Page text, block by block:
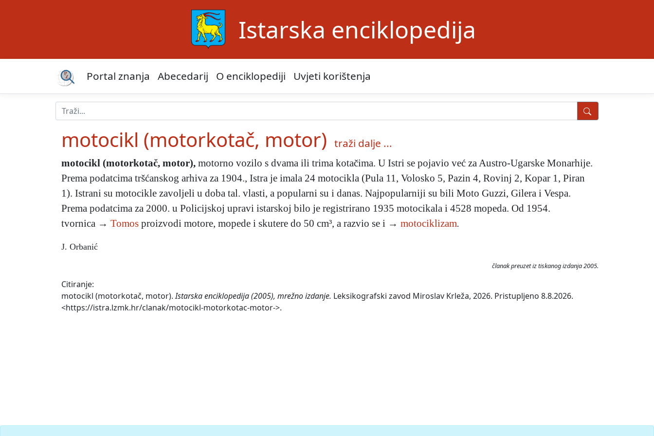
Istarska enciklopedija
Portal znanja Abecedarij O enciklopediji Uvjeti korištenja
motocikl (motorkotač, motor) traži dalje ...
motocikl (motorkotač, motor), motorno vozilo s dvama ili trima kotačima. U Istri se pojavio već za Austro-Ugarske Monarhije.
Prema podatcima tršćanskog arhiva za 1904., Istra je imala 24 motocikla (Pula 11, Volosko 5, Pazin 4, Rovinj 2, Kopar 1, Piran
1). Istrani su motocikle zavoljeli u doba tal. vlasti, a popularni su i danas. Najpopularniji su bili Moto Guzzi, Gilera i Vespa.
Prema podatcima za 2000. u Policijskoj upravi istarskoj bilo je registrirano 1935 motocikala i 4528 mopeda. Od 1954.
tvornica → Tomos proizvodi motore, mopede i skutere do 50 cm³, a razvio se i → motociklizam.
J. Orbanić
članak preuzet iz tiskanog izdanja 2005.
Citiranje:
motocikl (motorkotač, motor).Istarska enciklopedija (2005), mrežno izdanje. Leksikografski zavod Miroslav Krleža, 2026. Pristupljeno 8.8.2026.
<https://istra.lzmk.hr/clanak/motocikl-motorkotac-motor->.